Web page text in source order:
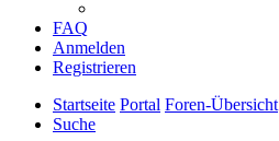
FAQ
Anmelden
Registrieren
Startseite Portal Foren-Übersicht
Suche